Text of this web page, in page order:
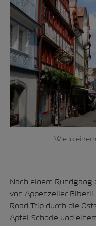
Wie in
Nach einem Rundgang
von Appenzeller
Road Trip durch die
Apfel-Schorle und